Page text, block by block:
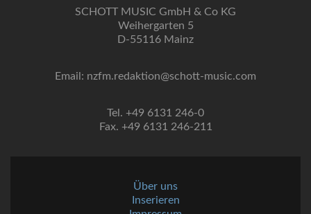
SCHOTT MUSIC GmbH & Co KG
Weihergarten 5
D-55116 Mainz
Email: nzfm.redaktion@schott-music.com
Tel. +49 6131 246-0
Fax. +49 6131 246-211
Über uns
Inserieren